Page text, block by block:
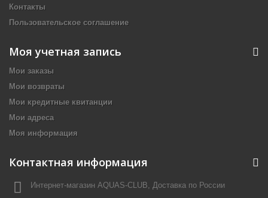
Контакты
Пользовательское соглашение
Моя учетная запись
Мои заказы
Мои возвраты
Мои кредитные квитанции
Мои адреса
Моя информация
Контактная информация
Интернет-магазин AQUAS-CLUB, Доставка по России